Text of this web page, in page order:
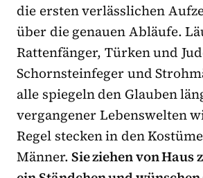
die ersten verlässlichen
über die genauen Abläufe.
Rattenfänger, Türken und
Schornsteinfeger und
alle spiegeln den Glauben
vergangener Lebenswelten
Regel stecken in den
Männer.Sie ziehen von Haus